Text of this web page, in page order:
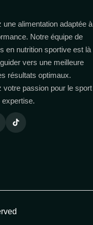
une alimentation adaptée à
Notre équipe de
en nutrition sportive est là
vers une meilleure
résultats optimaux.
votre passion pour le sport